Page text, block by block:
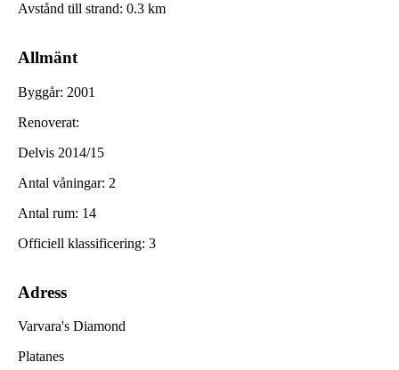
Avstånd till strand: 0.3 km
Allmänt
Byggår: 2001
Renoverat:
Delvis 2014/15
Antal våningar: 2
Antal rum: 14
Officiell klassificering: 3
Adress
Varvara's Diamond
Platanes